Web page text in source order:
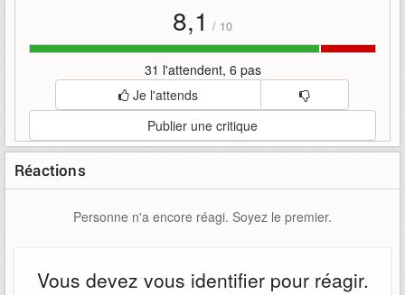
8,1 / 10
31 l'attendent, 6 pas
Je l'attends
Publier une critique
Réactions
Personne n'a encore réagi. Soyez le premier.
Vous devez vous identifier pour réagir.